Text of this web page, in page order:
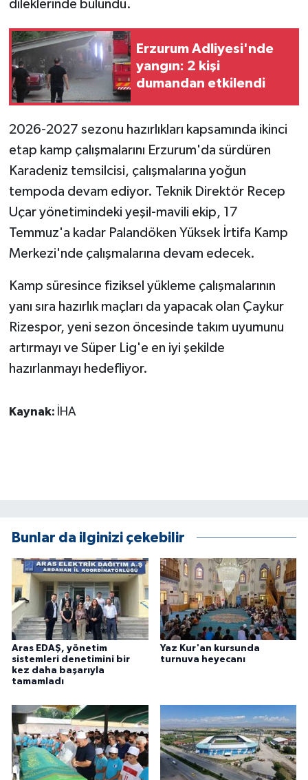
dileklerinde bulundu.
Erzurum Adliyesi'nde
yangın: 2 kişi
dumandan etkilendi
2026-2027 sezonu hazırlıkları kapsamında ikinci
etap kamp çalışmalarını Erzurum'da sürdüren
Karadeniz temsilcisi, çalışmalarına yoğun
tempoda devam ediyor. Teknik Direktör Recep
Uçar yönetimindeki yeşil-mavili ekip, 17
Temmuz'a kadar Palandöken Yüksek İrtifa Kamp
Merkezi'nde çalışmalarına devam edecek.
Kamp süresince fiziksel yükleme çalışmalarının
yanı sıra hazırlık maçları da yapacak olan Çaykur
Rizespor, yeni sezon öncesinde takım uyumunu
artırmayı ve Süper Lig'e en iyi şekilde
hazırlanmayı hedefliyor.
Kaynak: İHA
Bunlar da ilginizi çekebilir
Aras EDAŞ, yönetim
sistemleri denetimini bir
kez daha başarıyla
tamamladı
Yaz Kur'an kursunda
turnuva heyecanı
KÜLTÜR SANAT
MAGAZİN
Otomobil
Sağlık
SİYASET
SPOR HABERLERİ
TEKNOLOJİ
Turizm
ÜLKE GÜNDEMİ